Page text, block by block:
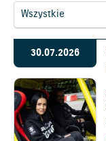
30.07.2026